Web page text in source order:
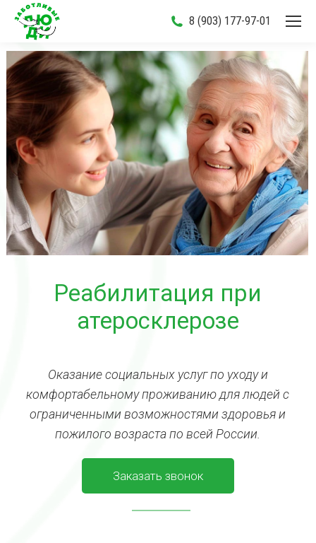
8 (903) 177-97-01
Реабилитация при
атеросклерозе
Заказать звонок
Оказание социальных услуг по уходу и
комфортабельному проживанию для людей с
ограниченными возможностями здоровья и
пожилого возраста по всей России.